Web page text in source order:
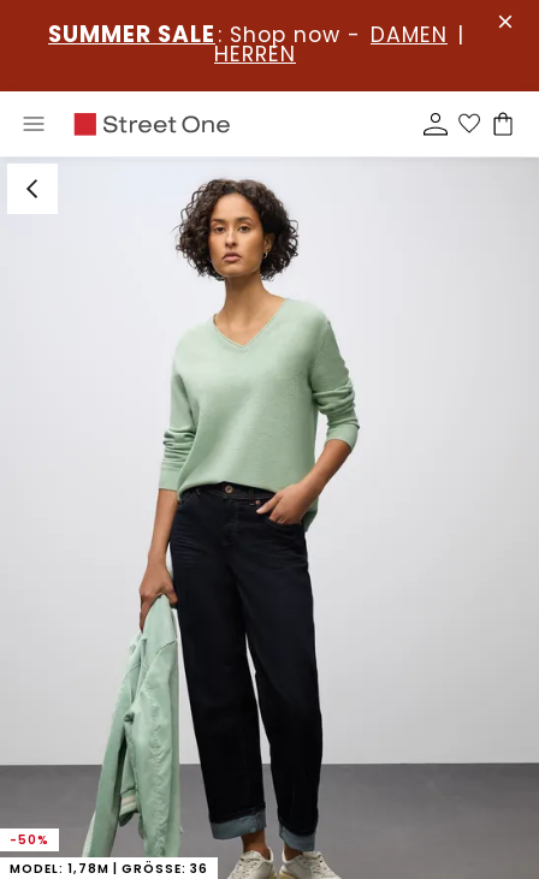
SUMMER SALE : Shop now - DAMEN |
HERREN
-50%
MODEL: 1,78M | GRÖSSE: 36